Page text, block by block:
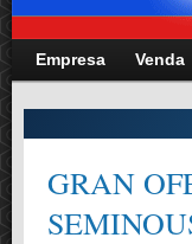
Empresa Venda
GRAN